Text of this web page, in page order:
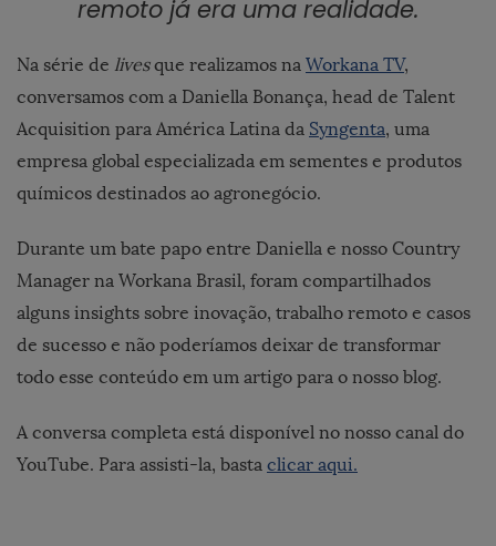
remoto já era uma realidade.
Na série de livesque realizamos na Workana TV,
conversamos com a Daniella Bonança, head de Talent
Acquisition para América Latina da Syngenta, uma
empresa global especializada em sementes e produtos
químicos destinados ao agronegócio.
Durante um bate papo entre Daniella e nosso Country
Manager na Workana Brasil, foram compartilhados
alguns insights sobre inovação, trabalho remoto e casos
de sucesso e não poderíamos deixar de transformar
todo esse conteúdo em um artigo para o nosso blog.
A conversa completa está disponível no nosso canal do
YouTube. Para assisti-la, basta clicar aqui.